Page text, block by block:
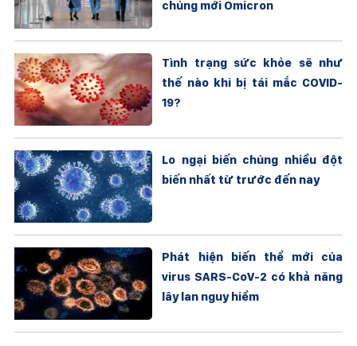
chủng mới Omicron
Tình trạng sức khỏe sẽ như
thế nào khi bị tái mắc COVID-
19?
Lo ngại biến chủng nhiều đột
biến nhất từ trước đến nay
Phát hiện biến thể mới của
virus SARS-CoV-2 có khả năng
lây lan nguy hiểm